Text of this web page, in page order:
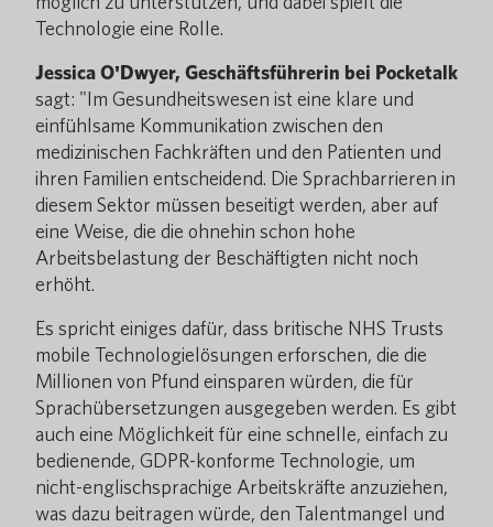
Technologie eine Rolle.
Jessica O'Dwyer, Geschäftsführerin bei Pocketalk
sagt: "Im Gesundheitswesen ist eine klare und
einfühlsame Kommunikation zwischen den
medizinischen Fachkräften und den Patienten und
ihren Familien entscheidend. Die Sprachbarrieren in
diesem Sektor müssen beseitigt werden, aber auf
eine Weise, die die ohnehin schon hohe
Arbeitsbelastung der Beschäftigten nicht noch
erhöht.
Es spricht einiges dafür, dass britische NHS Trusts
mobile Technologielösungen erforschen, die die
Millionen von Pfund einsparen würden, die für
Sprachübersetzungen ausgegeben werden. Es gibt
auch eine Möglichkeit für eine schnelle, einfach zu
bedienende, GDPR-konforme Technologie, um
nicht-englischsprachige Arbeitskräfte anzuziehen,
was dazu beitragen würde, den Talentmangel und